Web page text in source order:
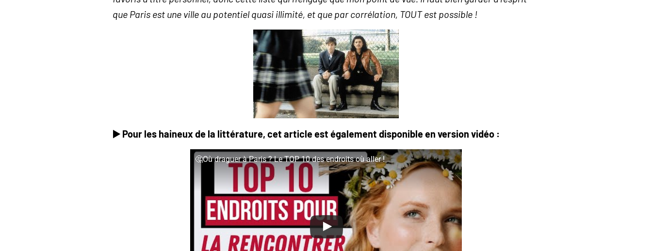
que Paris est une ville au potentiel quasi illimité, et que par corrélation, TOUT est possible !
▶️ Pour les haineux de la littérature, cet article est également disponible en version vidéo :
🤔Où draguer à Paris ? Le TOP 10 des endroits où aller !